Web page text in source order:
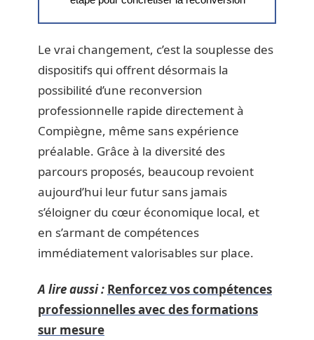
Le vrai changement, c’est la souplesse des
dispositifs qui offrent désormais la
possibilité d’une reconversion
professionnelle rapide directement à
Compiègne, même sans expérience
préalable. Grâce à la diversité des
parcours proposés, beaucoup revoient
aujourd’hui leur futur sans jamais
s’éloigner du cœur économique local, et
en s’armant de compétences
immédiatement valorisables sur place.
A lire aussi : Renforcez vos compétences
professionnelles avec des formations
sur mesure